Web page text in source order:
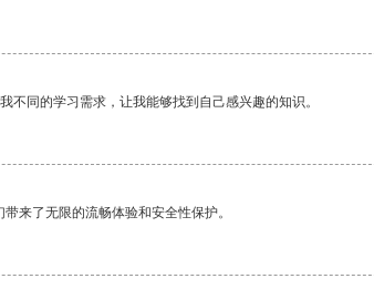
不同的学习需求，让我能够找到自己感兴趣的知识。
来了无限的流畅体验和安全性保护。